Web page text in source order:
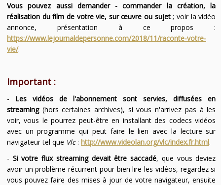
Vous pouvez aussi demander - commander la création, la
réalisation du film de votre vie, sur œuvre ou sujet; voir la vidéo
annonce, présentation à ce propos :
https://www.lejournaldepersonne.com/2018/11/raconte-votre-
vie/.
Important :
- Les vidéos de l'abonnement sont servies, diffusées en
streaming(hors certaines archives), si vous n'arrivez pas à les
voir, vous le pourrez peut-être en installant des codecs vidéos
avec un programme qui peut faire le lien avec la lecture sur
navigateur tel que Vlc: http://www.videolan.org/vlc/index.fr.html.
- Si votre flux streaming devait être saccadé, que vous deviez
avoir un problème récurrent pour bien lire les vidéos, regardez si
vous pouvez faire des mises à jour de votre navigateur, ensuite